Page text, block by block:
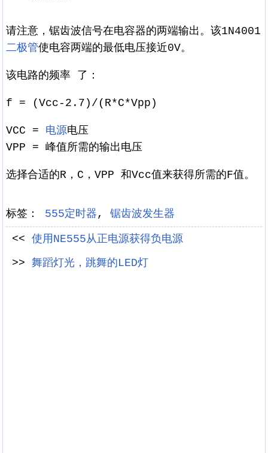
请注意，锯齿波信号在电容器的两端输出。该1N4001
二极管使电容两端的最低电压接近0V。
该电路的频率 了：
f = (Vcc-2.7)/(R*C*Vpp)
VCC = 电源电压
VPP = 峰值所需的输出电压
选择合适的R，C，VPP 和Vcc值来获得所需的F值。
标签： 555定时器, 锯齿波发生器
<< 使用NE555从正电源获得负电源
>> 舞蹈灯光，跳舞的LED灯